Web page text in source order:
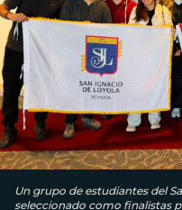
Un grupo de estudiantes del
seleccionado como finalistas